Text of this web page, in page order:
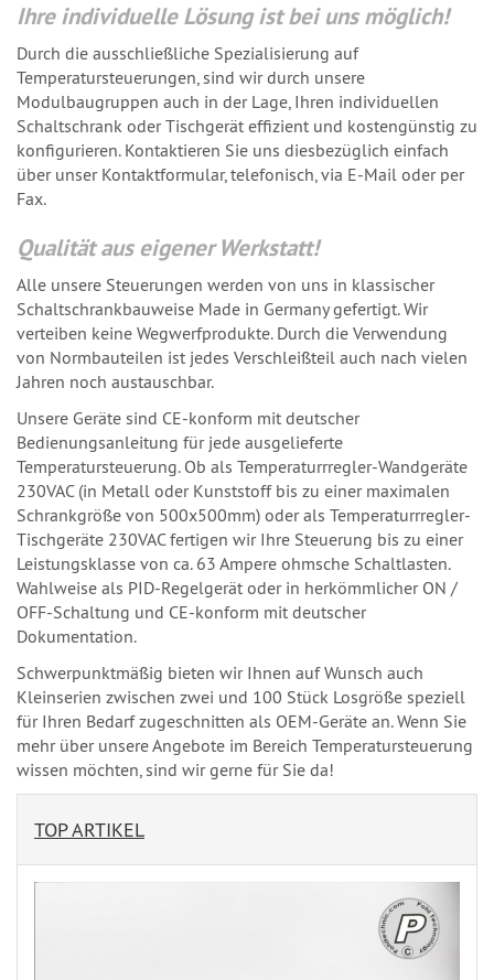
Ihre individuelle Lösung ist bei uns möglich!
Durch die ausschließliche Spezialisierung auf
Temperatursteuerungen, sind wir durch unsere
Modulbaugruppen auch in der Lage, Ihren individuellen
Schaltschrank oder Tischgerät effizient und kostengünstig zu
konfigurieren. Kontaktieren Sie uns diesbezüglich einfach
über unser Kontaktformular, telefonisch, via E-Mail oder per
Fax.
Qualität aus eigener Werkstatt!
Alle unsere Steuerungen werden von uns in klassischer
Schaltschrankbauweise Made in Germany gefertigt. Wir
verteiben keine Wegwerfprodukte. Durch die Verwendung
von Normbauteilen ist jedes Verschleißteil auch nach vielen
Jahren noch austauschbar.
Unsere Geräte sind CE-konform mit deutscher
Bedienungsanleitung für jede ausgelieferte
Temperatursteuerung. Ob als Temperaturrregler-Wandgeräte
230VAC (in Metall oder Kunststoff bis zu einer maximalen
Schrankgröße von 500x500mm) oder als Temperaturrregler-
Tischgeräte 230VAC fertigen wir Ihre Steuerung bis zu einer
Leistungsklasse von ca. 63 Ampere ohmsche Schaltlasten.
Wahlweise als PID-Regelgerät oder in herkömmlicher ON /
OFF-Schaltung und CE-konform mit deutscher
Dokumentation.
Schwerpunktmäßig bieten wir Ihnen auf Wunsch auch
Kleinserien zwischen zwei und 100 Stück Losgröße speziell
für Ihren Bedarf zugeschnitten als OEM-Geräte an. Wenn Sie
mehr über unsere Angebote im Bereich Temperatursteuerung
wissen möchten, sind wir gerne für Sie da!
TOP ARTIKEL